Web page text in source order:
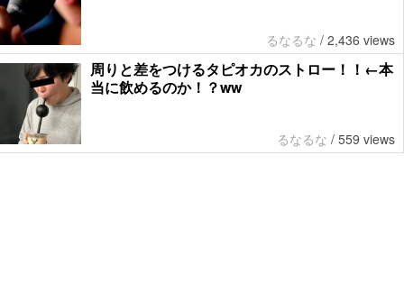
るなるな / 2,436 views
周りと差をつけるタピオカのストロー！！←本
当に飲めるのか！？ww
るなるな / 559 views